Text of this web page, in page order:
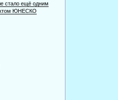
стало ещё одним
ЮНЕСКО